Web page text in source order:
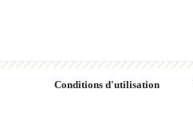
Conditions d'utilisation